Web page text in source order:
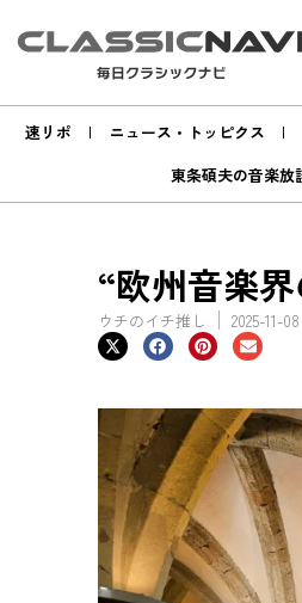
速リポ ニュース・トッピクス
東条碩夫の音楽放
“欧州音楽
ウチのイチ推し 2025-11-08